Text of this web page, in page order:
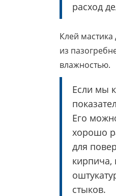
расход
Клей
из
влажностью.
Если мы
Его
хорошо
для
кирпича,
стыков.